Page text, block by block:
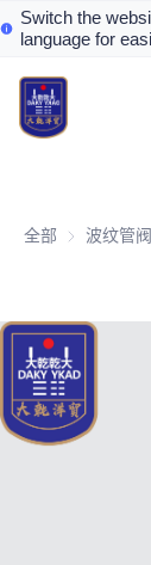
Switch the
language for
全部 波纹管
Home
Valve
Valve News
Contact Us